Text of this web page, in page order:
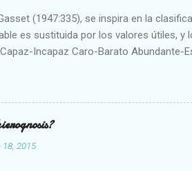
(1947:335), se inspira en la
es sustituida por los valores útiles,
Capaz-Incapaz Caro-Barato
Evidente-Probable,etc b) Morales
Relajado Leal-Desleal,etc. d)
Inarmonioso 4 RELIGIOSOS Santo-Pr...
2015